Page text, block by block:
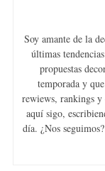
Soy amante de la
últimas
propuestas
temporada y
rewiews, rankings y
aquí sigo,
día. ¿Nos